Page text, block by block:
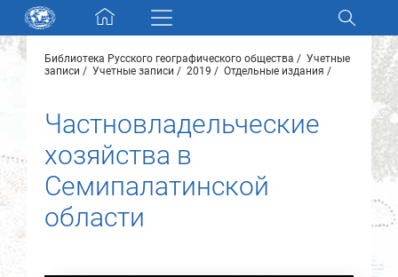
Skip navigation
Разделы и коллекции
Электронный каталог
Новости
О нас
Библиотека Русского географического общества
Учетные
записи
Учетные записи 2019 Отдельные издания
Частновладельческие
хозяйства в
Семипалатинской
области